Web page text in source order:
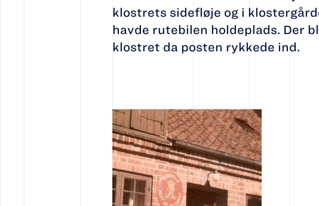
klostrets sidefløje og i
havde rutebilen holdeplads. Der
klostret da posten rykkede ind.